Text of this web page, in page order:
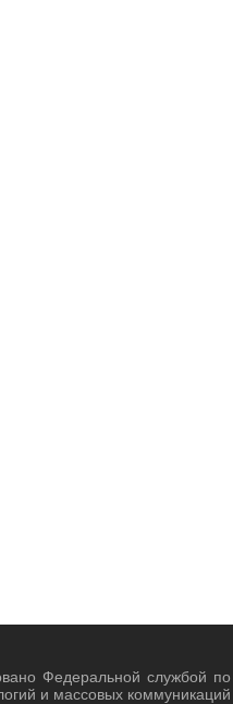
Федеральной службой по
и массовых коммуникаций